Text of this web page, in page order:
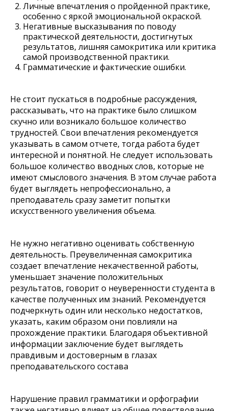
Личные впечатления о пройденной практике,
особенно с яркой эмоциональной окраской.
Негативные высказывания по поводу
практической деятельности, достигнутых
результатов, лишняя самокритика или критика
самой производственной практики.
Грамматические и фактические ошибки.
Не стоит пускаться в подробные рассуждения,
рассказывать, что на практике было слишком
скучно или возникало большое количество
трудностей. Свои впечатления рекомендуется
указывать в самом отчете, тогда работа будет
интересной и понятной. Не следует использовать
большое количество вводных слов, которые не
имеют смыслового значения. В этом случае работа
будет выглядеть непрофессионально, а
преподаватель сразу заметит попытки
искусственного увеличения объема.
Не нужно негативно оценивать собственную
деятельность. Преувеличенная самокритика
создает впечатление некачественной работы,
уменьшает значение положительных
результатов, говорит о неуверенности студента в
качестве полученных им знаний. Рекомендуется
подчеркнуть один или несколько недостатков,
указать, каким образом они повлияли на
прохождение практики. Благодаря объективной
информации заключение будет выглядеть
правдивым и достоверным в глазах
преподавательского состава
Нарушение правил грамматики и орфографии